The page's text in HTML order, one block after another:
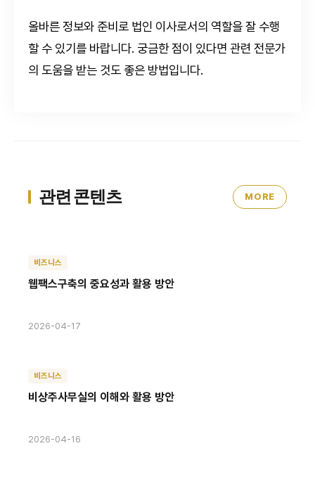
올바른 정보와 준비로 법인 이사로서의 역할을 잘 수행
할 수 있기를 바랍니다. 궁금한 점이 있다면 관련 전문가
의 도움을 받는 것도 좋은 방법입니다.
관련 콘텐츠 MORE
비즈니스
웹팩스구축의 중요성과 활용 방안
2026-04-17
비즈니스
비상주사무실의 이해와 활용 방안
2026-04-16